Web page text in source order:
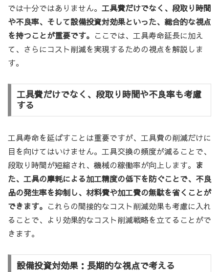
では十分ではありません。 工具費だけでなく、段取り時間
や不良率、そして設備投資対効果といった、総合的な視点
を持つことが重要です。 ここでは、工具寿命延長に加え
て、さらにコスト削減を実現するための視点を解説しま
す。
工具費だけでなく、段取り時間や不良率も考慮
する
工具寿命を延ばすことは重要ですが、工具費の削減だけに
目を向けてはいけません。工具交換の頻度が減ることで、
段取り時間が短縮され、機械の稼働率が向上します。 ま
た、工具の摩耗による加工精度の低下を防ぐことで、不良
品の発生率を抑制し、材料費や加工費の無駄を省くことが
できます。 これらの間接的なコスト削減効果も考慮に入れ
ることで、より効果的なコスト削減戦略を立てることがで
きます。
設備投資対効果：長期的な視点で考える